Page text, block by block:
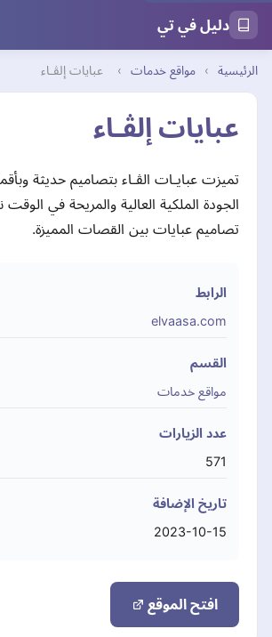
دليل في تي
الرئيسية › مواقع خدمات › عبايات إلڤـاء
عبايات إلڤـاء
تميزت عبايـات الڤـاء بتصاميم حديثة
الجودة الملكية العالية والمريحة في
تصاميم عبايات بين القصات المميزة.
الرابط
elvaasa.com
القسم
مواقع خدمات
عدد الزيارات
571
تاريخ الإضافة
2023-10-15
افتح الموقع